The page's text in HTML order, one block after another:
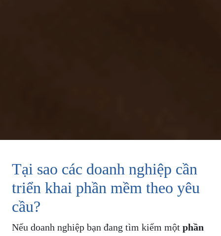
Tại sao các doanh nghiệp cần
triển khai phần mềm theo yêu
cầu?
Nếu doanh nghiệp bạn đang tìm kiếm một phần